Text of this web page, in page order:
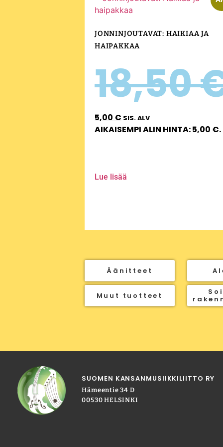
JONNINJOUTAVAT: HAIKIAA JA
HAIPAKKAA
18,50
5,00 € SIS. ALV
AIKAISEMPI ALIN HINTA:5,00 €.
Lue lisää
Äänitteet
Muut tuotteet
SUOMEN KANSANMUSIIKKILIITTO RY
Hämeentie 34 D
00530 HELSINKI